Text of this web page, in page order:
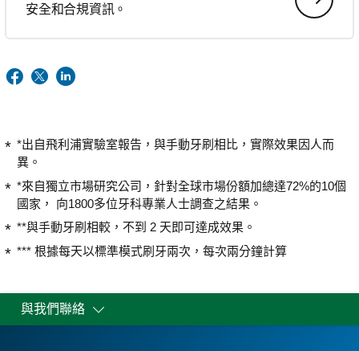
安全和合規資訊。
*出自飛利浦實驗室報告，與手動牙刷相比，實際效果因人而
異。
*來自獨立市場研究公司，針對全球市場份額加總達72%的10個
國家， 向1800多位牙科專業人士調查之結果。
**與手動牙刷相較，不到 2 天即可達成效果。
*** 根據每天以標準模式刷牙兩次，每次兩分鐘計算
與我們聯絡